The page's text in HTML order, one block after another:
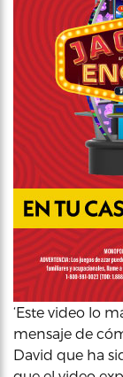
‘Este video lo
mensaje de
David que ha